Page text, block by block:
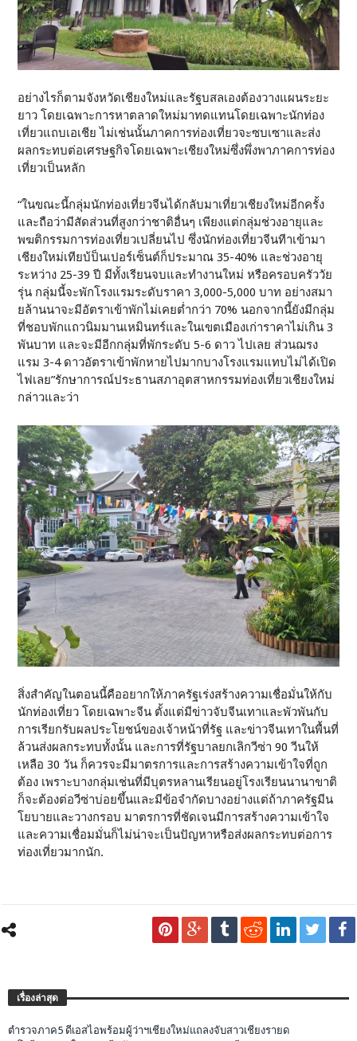
อย่างไรก็ตามจังหวัดเชียงใหม่และรัฐบสลเองต้องวางแผนระยะ
ยาว โดยเฉพาะการหาตลาดใหม่มาทดแทนโดยเฉพาะนักท่อง
เที่ยวแถบเอเชีย ไม่เช่นนั้นภาคการท่องเที่ยวจะซบเซาและส่ง
ผลกระทบต่อเศรษฐกิจโดยเฉพาะเชียงใหม่ซึ่งพึ่งพาภาคการท่อง
เที่ยวเป็นหลัก
“ในขณะนี้กลุ่มนักท่องเที่ยวจีนได้กลับมาเที่ยวเชียงใหม่อีกครั้ง
และถือว่ามีสัดส่วนที่สูงกว่าชาติอื่นๆ เพียงแต่กลุ่มช่วงอายุและ
พฆติกรรมการท่องเที่ยวเปลี่ยนไป ซึ่งนักท่องเที่ยวจีนทีาเข้ามา
เชียงใหม่เทียบ้ป็นเปอร์เซ็นต์ก็ประมาณ 35-40% และช่วงอายุ
ระหว่าง 25-39 ปี มีทั้งเรียนจบและทำงานใหม่ หรือครอบครัววัย
รุ่น กลุ่มนี้จะพักโรงแรมระดับราคา 3,000-5,000 บาท อย่างสมา
ยล้านนาจะมีอัตราเข้าพักไม่เคยต่ำกว่า 70% นอกจากนี้ยังมีกลุ่ม
ที่ชอบพักแถวนิมมานเหมินทร์และในเขตเมืองเก่าราคาไม่เกิน 3
พันบาท และจะมีอีกกลุ่มที่พักระดับ 5-6 ดาว ไปเลย ส่วนฌรง
แรม 3-4 ดาวอัตราเข้าพักหายไปมากบางโรงแรมแทบไม่ได้เปิด
ไฟเลย”รักษาการณ์ประธานสภาอุตสาหกรรมท่องเที่ยวเชียงใหม่
กล่าวและว่า
สิ่งสำคัญในตอนนี้คืออยากให้ภาครัฐเร่งสร้างความเชื่อมั่นให้กับ
นักท่องเที่ยว โดยเฉพาะจีน ตั้งแต่มีข่าวจับจีนเทาและพัวพันกับ
การเรียกรับผลประโยชน์ของเจ้าหน้าที่รัฐ และข่าวจีนเทาในพื้นที่
ล้วนส่งผลกระทบทั้งนั้น และการที่รัฐบาลยกเลิกวีซ่า 90 วีนให้
เหลือ 30 วัน ก็ควรจะมีมาตรการและการสร้างความเข้าใจที่ถูก
ต้อง เพราะบางกลุ่มเช่นที่มีบุตรหลานเรียนอยู่โรงเรียนนานาขาติ
ก็จะต้องต่อวีซ่าบ่อยขึ้นและมีข้อจำกัดบางอย่างแต่ถ้าภาครัฐมีน
โยบายและวางกรอบ มาตรการที่ชัดเจนมีการสร้างความเข้าใจ
และความเชื่อมมั่นก็ไม่น่าจะเป็นปัญหาหรือส่งผลกระทบต่อการ
ท่องเที่ยวมากนัก.
เรื่องล่าสุด
ตำรวจภาค5 ดีเอสไอพร้อมผู้ว่าฯเชียงใหม่แถลงจับสาวเชียงรายด